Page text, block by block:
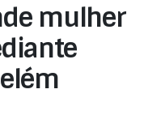
mulher